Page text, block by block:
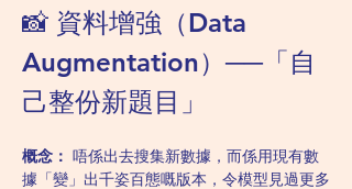
📸 資料增強（Data
Augmentation）──「自
己整份新題目」
概念： 唔係出去搜集新數據，而係用現有數
據「變」出千姿百態嘅版本，令模型見過更多